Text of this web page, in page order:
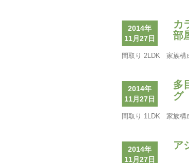
2014年
11月27日
カ
部
間取り 2LDK 家族
2014年
11月27日
多
グ
間取り 1LDK 家族構
2014年
11月27日
ア